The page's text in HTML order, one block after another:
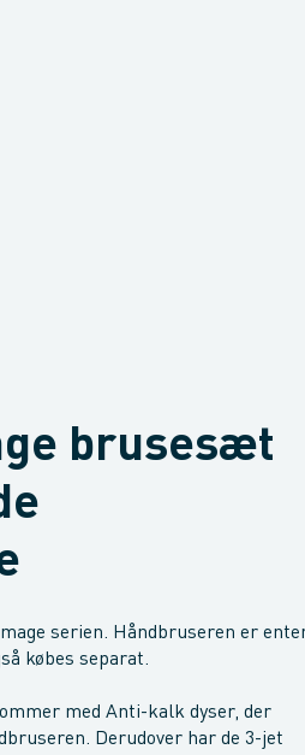
brusesæt
serien. Håndbruseren er
købes separat.
med Anti-kalk dyser, der
Derudover har de 3-jet